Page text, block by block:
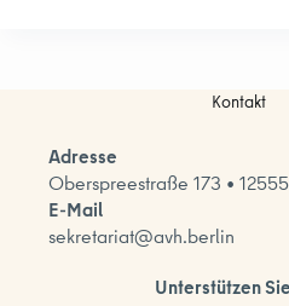
Kontakt
Adresse
Oberspreestraße 173 •
E-Mail
sekretariat@avh.berlin
Unterstützen